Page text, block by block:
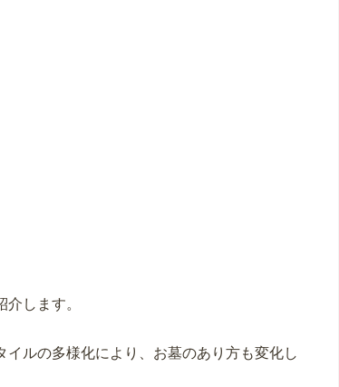
します。
ルの多様化により、 お墓のあり方も変化し